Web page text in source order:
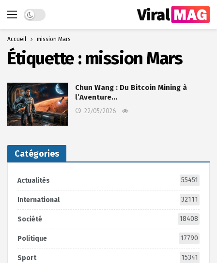
Dark mode
Accueil mission Mars
Étiquette : mission Mars
Chun Wang : Du Bitcoin Mining à
l’Aventure…
22/05/2026
Catégories
Actualités 55451
International 32111
Société 18408
Politique 17790
Sport 15341